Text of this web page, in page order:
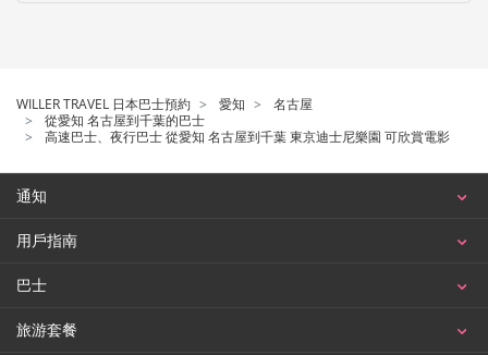
WILLER TRAVEL 日本巴士預約 愛知
名古屋
從愛知 名古屋到千葉的巴士
高速巴士、夜行巴士 從愛知 名古屋到千葉 東京迪士尼樂園 可欣賞電影
通知
用戶指南
巴士
旅游套餐